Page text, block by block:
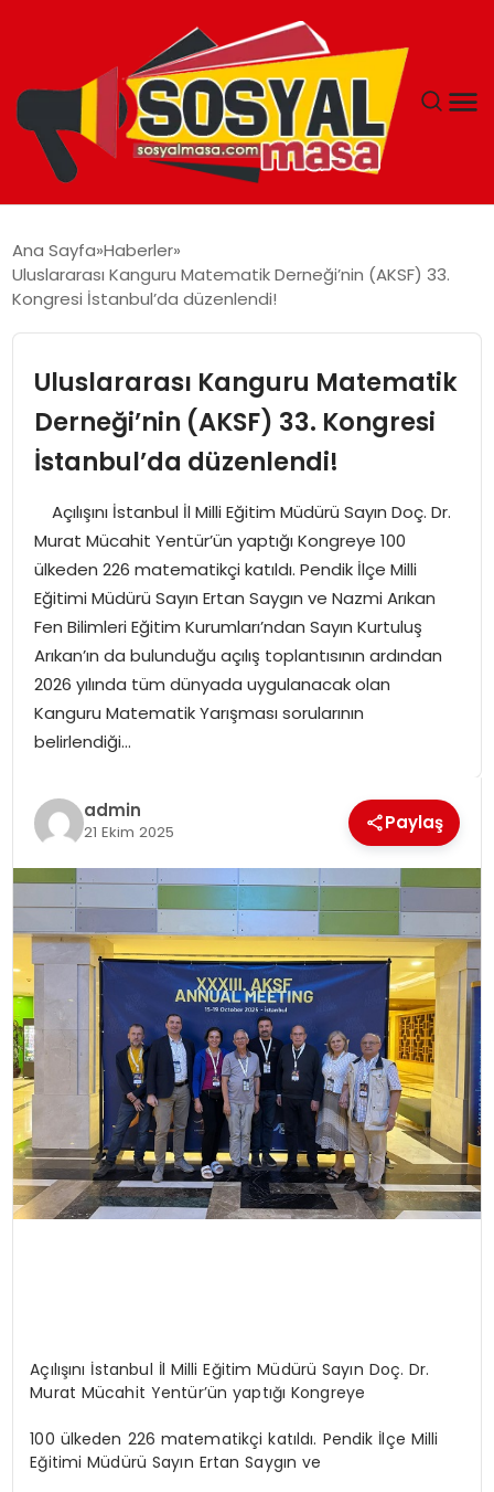
EKONOMI
EĞITIM
SPOR
GÜNDEM
MAGAZIN
Ana Sayfa Haberler
Uluslararası Kanguru Matematik Derneği’nin (AKSF) 33.
Kongresi İstanbul’da düzenlendi!
Uluslararası Kanguru Matematik
Derneği’nin (AKSF) 33. Kongresi
İstanbul’da düzenlendi!
Açılışını İstanbul İl Milli Eğitim Müdürü Sayın Doç. Dr.
Murat Mücahit Yentür’ün yaptığı Kongreye 100
ülkeden 226 matematikçi katıldı. Pendik İlçe Milli
Eğitimi Müdürü Sayın Ertan Saygın ve Nazmi Arıkan
Fen Bilimleri Eğitim Kurumları’ndan Sayın Kurtuluş
Arıkan’ın da bulunduğu açılış toplantısının ardından
2026 yılında tüm dünyada uygulanacak olan
Kanguru Matematik Yarışması sorularının
belirlendiği…
admin
21 Ekim 2025 Paylaş
Açılışını İstanbul İl Milli Eğitim Müdürü Sayın Doç. Dr.
Murat Mücahit Yentür’ün yaptığı Kongreye
100 ülkeden 226 matematikçi katıldı. Pendik İlçe Milli
Eğitimi Müdürü Sayın Ertan Saygın ve